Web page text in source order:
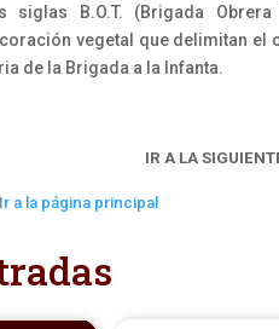
siglas B.O.T. (Brigada
vegetal que delimitan el
de la Brigada a la Infanta.
IR A LA
Ir a la página principal